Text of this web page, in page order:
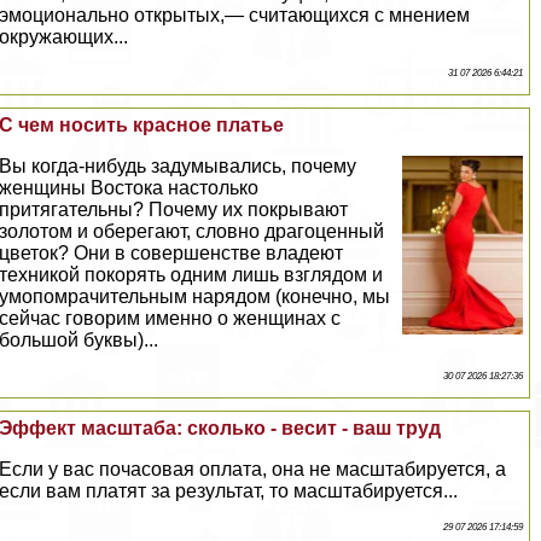
эмоционально открытых,— считающихся с мнением
окружающих...
31 07 2026 6:44:21
С чем носить красное платье
Вы когда-нибудь задумывались, почему
женщины Востока настолько
притягательны? Почему их покрывают
золотом и оберегают, словно драгоценный
цветок? Они в совершенстве владеют
техникой покорять одним лишь взглядом и
умопомрачительным нарядом (конечно, мы
сейчас говорим именно о женщинах с
большой буквы)...
30 07 2026 18:27:36
Эффект масштаба: сколько - весит - ваш труд
Если у вас почасовая оплата, она не масштабируется, а
если вам платят за результат, то масштабируется...
29 07 2026 17:14:59